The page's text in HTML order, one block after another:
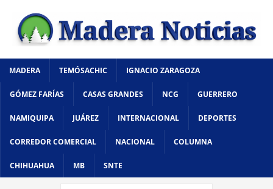
MADERA TEMÓSACHIC IGNACIO ZARAGOZA
GÓMEZ FARÍAS CASAS GRANDES NCG GUERRERO
NAMIQUIPA JUÁREZ INTERNACIONAL DEPORTES
CORREDOR COMERCIAL NACIONAL COLUMNA
CHIHUAHUA MB SNTE